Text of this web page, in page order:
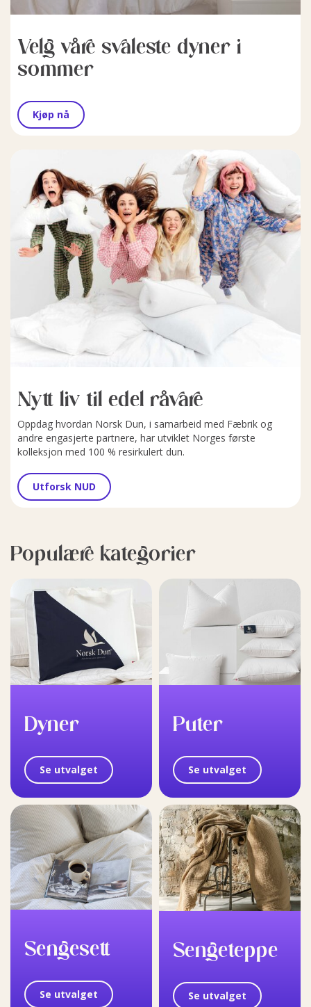
Velg våre svaleste dyner i
sommer
Kjøp nå
Nytt liv til edel råvare
Oppdag hvordan Norsk Dun, i samarbeid med Fæbrik og
andre engasjerte partnere, har utviklet Norges første
kolleksjon med 100 % resirkulert dun.
Utforsk NUD
Populære kategorier
Dyner
Se utvalget
Puter
Se utvalget
Sengesett
Se utvalget
Sengeteppe
Se utvalget